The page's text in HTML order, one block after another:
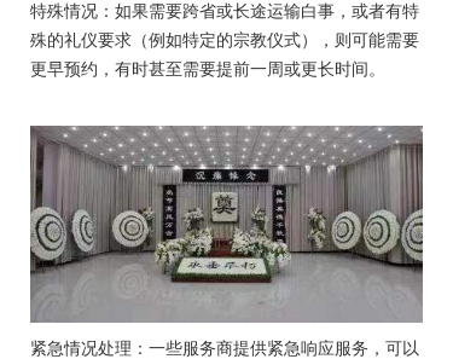
特殊情况：如果需要跨省或长途运输白事 ，或者有特
殊的礼仪要求（例如特定的宗教仪式），则可能需要
更早预约，有时甚至需要提前一周或更长时间。
紧急情况处理：一些服务商提供紧急响应服务，可以